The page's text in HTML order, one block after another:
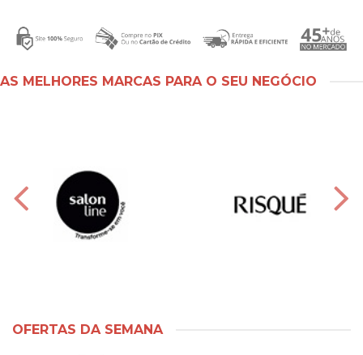
AS MELHORES MARCAS PARA O SEU NEGÓCIO
OFERTAS DA SEMANA